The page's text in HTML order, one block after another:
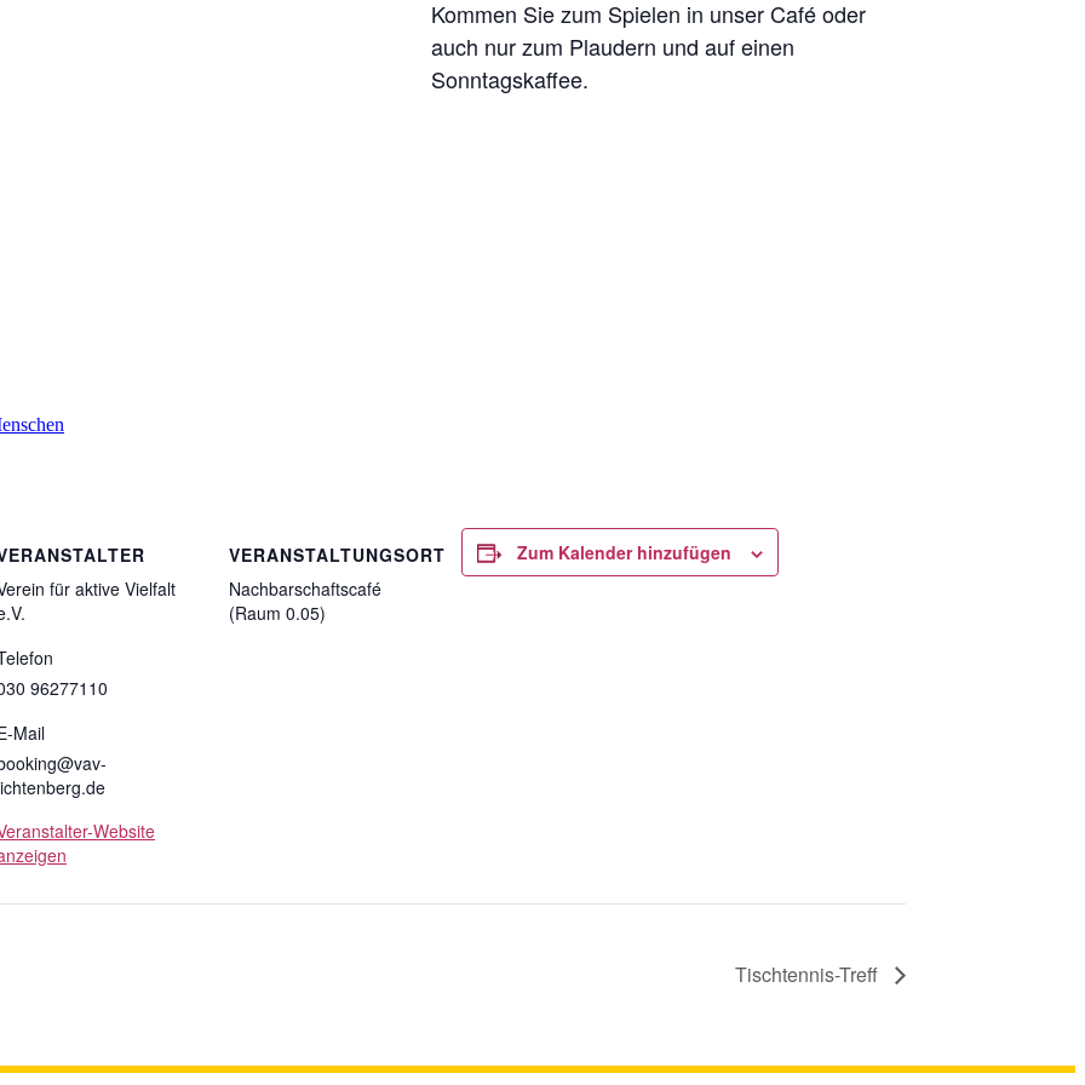
Kommen Sie zum Spielen in unser Café oder
auch nur zum Plaudern und auf einen
Sonntagskaffee.
für aktive Vielfalt
96277110
Mail
Website
VERANSTALTUNGSORT
Nachbarschaftscafé
(Raum 0.05)
Zum Kalender hinzufügen
Tischtennis-Treff